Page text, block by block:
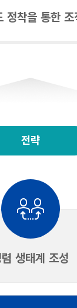
정착을 통한
전략
생태계 조성